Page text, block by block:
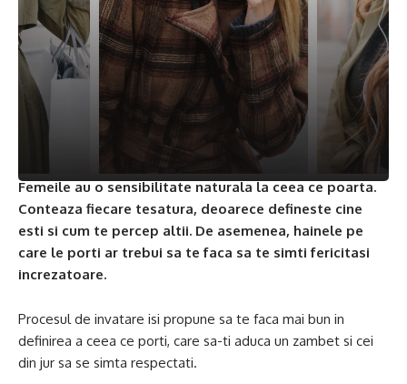
Femeile au o sensibilitate naturala la ceea ce poarta.
Conteaza fiecare tesatura, deoarece defineste cine
esti si cum te percep altii. De asemenea, hainele pe
care le porti ar trebui sa te faca sa te simti fericitasi
increzatoare.
Procesul de invatare isi propune sa te faca mai bun in
definirea a ceea ce porti, care sa-ti aduca un zambet si cei
din jur sa se simta respectati.